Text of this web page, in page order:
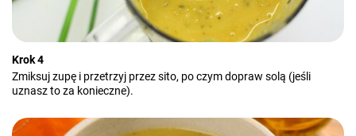
Krok 4
Zmiksuj zupę i przetrzyj przez sito, po czym dopraw solą (jeśli
uznasz to za konieczne).